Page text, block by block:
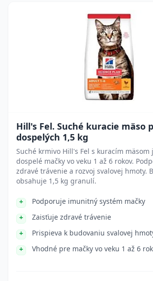
Hill's Fel. Suché kuracie mäso
dospelých 1,5 kg
Suché krmivo Hill's Fel s kuracím
dospelé mačky vo veku 1 až 6 rokov.
zdravé trávenie a rozvoj svalovej hmoty.
obsahuje 1,5 kg granulí.
Podporuje imunitný systém mačky
Zaisťuje zdravé trávenie
Prispieva k budovaniu svalovej
Vhodné pre mačky vo veku 1 až 6